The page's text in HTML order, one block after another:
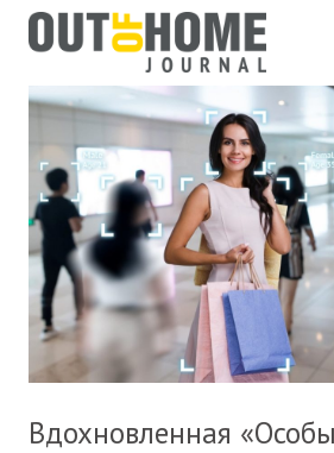
Вдохновленная